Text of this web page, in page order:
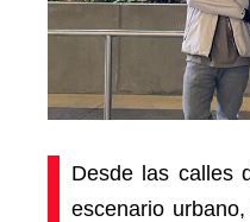
Desde las calles
escenario urbano,